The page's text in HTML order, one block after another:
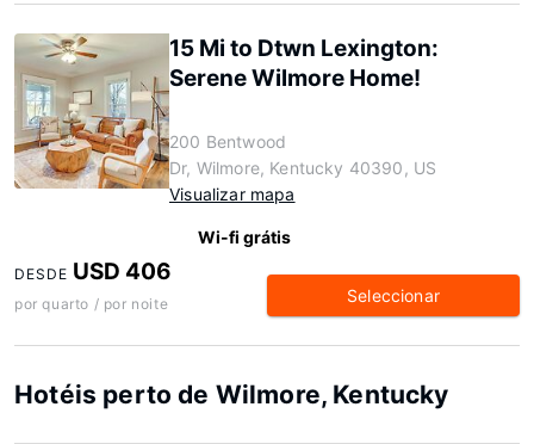
15 Mi to Dtwn Lexington:
Serene Wilmore Home!
200 Bentwood
Dr, Wilmore, Kentucky 40390, US
Visualizar mapa
Wi-fi grátis
DESDE USD 406
por quarto / por noite Seleccionar
Hotéis perto de Wilmore, Kentucky